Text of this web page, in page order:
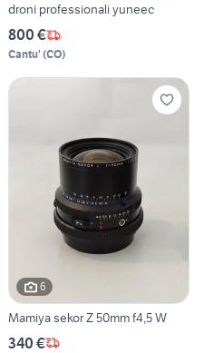
droni professionali yuneec
800 €
Cantu' (CO)
6
Mamiya sekor Z 50mm f4,5 W
340 €